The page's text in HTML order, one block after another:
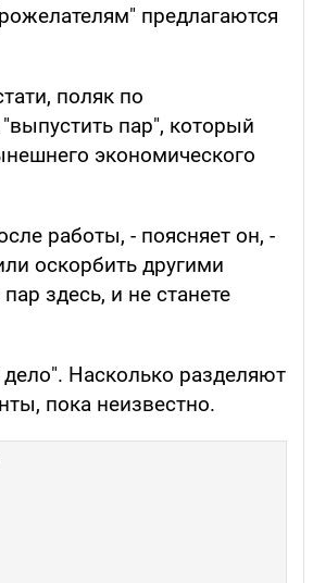
предлагаются
поляк по
пар", который
экономического
работы, - поясняет он, -
оскорбить другими
здесь, и не станете
Насколько разделяют
пока неизвестно.